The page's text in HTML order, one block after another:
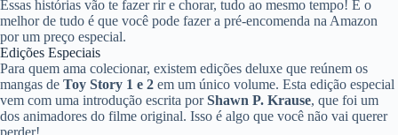
Essas histórias vão te fazer rir e chorar, tudo ao mesmo tempo! E o
melhor de tudo é que você pode fazer a pré-encomenda na Amazon
por um preço especial.
Edições Especiais
Para quem ama colecionar, existem edições deluxe que reúnem os
mangas de Toy Story 1 e 2 em um único volume. Esta edição especial
vem com uma introdução escrita porShawn P. Krause, que foi um
dos animadores do filme original. Isso é algo que você não vai querer